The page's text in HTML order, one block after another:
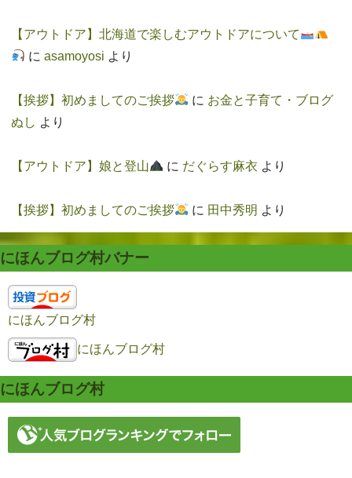
【アウトドア】北海道で楽しむアウトドアについて
に asamoyosi より
【挨拶】初めましてのご挨拶 に お金と子育て・ブログ
ぬし より
【アウトドア】娘と登山 に だぐらす麻衣 より
【挨拶】初めましてのご挨拶 に 田中秀明 より
にほんブログ村バナー
にほんブログ村
にほんブログ村
にほんブログ村